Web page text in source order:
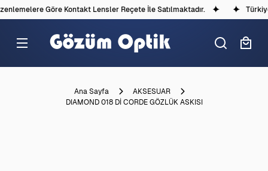
Göre Kontakt Lensler Reçete İle Satılmaktadır.
Ana Sayfa
AKSESUAR
DIAMOND 018 Dİ CORDE GÖZLÜK ASKISI